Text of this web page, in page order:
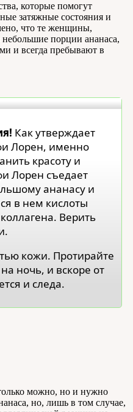
которые помогут
затяжные состояния и
что те женщины,
порции ананаса,
и всегда пребывают в
Как утверждает
Лорен, именно
красоту и
Лорен съедает
ананасу и
в нем кислоты
Верить
кожи. Протирайте
ночь, и вскоре от
и следа.
можно, но и нужно
но, лишь в том случае,